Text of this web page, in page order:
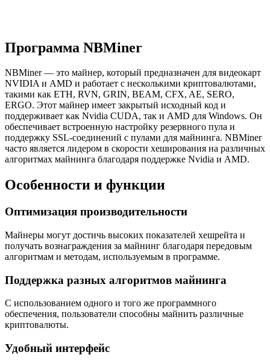
Программа NBMiner
NBMiner — это майнер, который предназначен для видеокарт
NVIDIA и AMD и работает с несколькими криптовалютами,
такими как ETH, RVN, GRIN, BEAM, CFX, AE, SERO,
ERGO. Этот майнер имеет закрытый исходный код и
поддерживает как Nvidia CUDA, так и AMD для Windows. Он
обеспечивает встроенную настройку резервного пула и
поддержку SSL-соединений с пулами для майнинга. NBMiner
часто является лидером в скорости хеширования на различных
алгоритмах майнинга благодаря поддержке Nvidia и AMD.
Особенности и функции
Оптимизация производительности
Майнеры могут достичь высоких показателей хешрейта и
получать вознаграждения за майнинг благодаря передовым
алгоритмам и методам, используемым в программе.
Поддержка разных алгоритмов майнинга
С использованием одного и того же программного
обеспечения, пользователи способны майнить различные
криптовалюты.
Удобный интерфейс